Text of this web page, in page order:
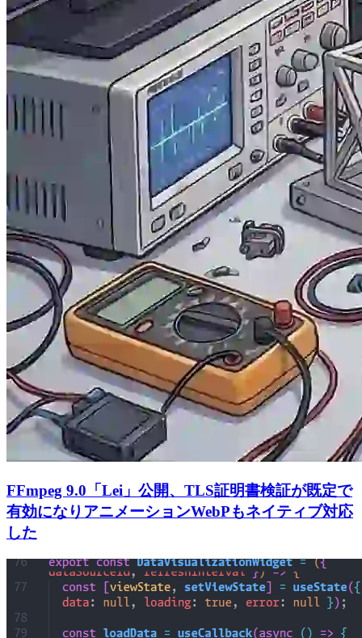
FFmpeg 9.0「Lei」公開、TLS証明書検証が既定で
有効になりアニメーションWebPもネイティブ対応
した